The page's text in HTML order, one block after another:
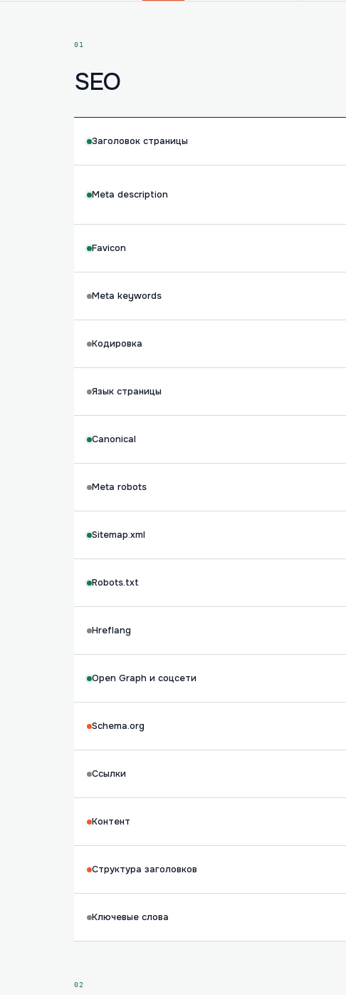
01
SEO
Заголовок страницы
Meta description
Favicon
Meta keywords
Кодировка
Язык страницы
Canonical
Meta robots
Sitemap.xml
Robots.txt
Hreflang
Open Graph и соцсети
Schema.org
Ссылки
Контент
Структура заголовков
Ключевые слова
02